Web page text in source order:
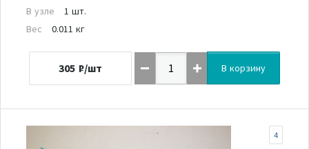
В узле
1 шт.
Вес
0.011 кг
305 ₽/шт В корзину
4